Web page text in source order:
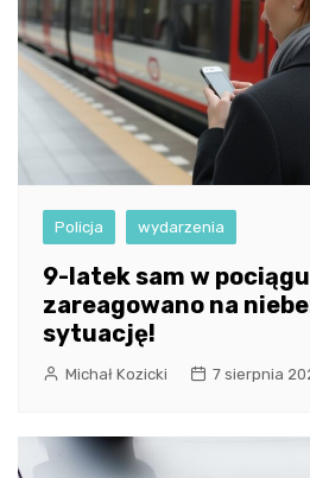
Policja wydarzenia
9-latek sam w
zareagowano na
sytuację!
Michał Kozicki 7 sierpnia